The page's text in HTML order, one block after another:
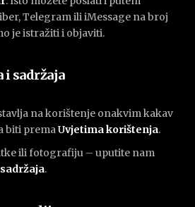
Telegram ili iMessage na broj
je istražiti i objaviti.
i sadržaja
na korištenje onakvim kakav
biti premaUvjetima korištenja.
ili fotografiju – uputite nam
.